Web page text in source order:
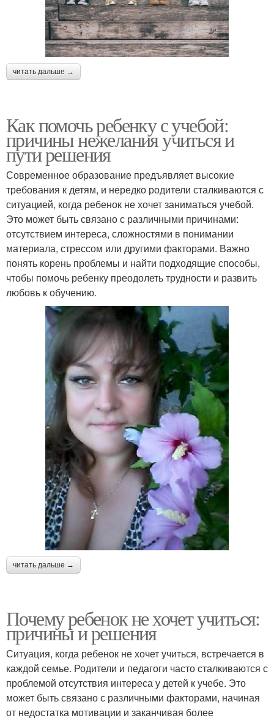
читать дальше →
Как помочь ребенку с учебой:
причины нежелания учиться и
пути решения
Современное образование предъявляет высокие
требования к детям, и нередко родители сталкиваются с
ситуацией, когда ребенок не хочет заниматься учебой.
Это может быть связано с различными причинами:
отсутствием интереса, сложностями в понимании
материала, стрессом или другими факторами. Важно
понять корень проблемы и найти подходящие способы,
чтобы помочь ребенку преодолеть трудности и развить
любовь к обучению.
читать дальше →
Почему ребенок не хочет учиться:
причины и решения
Ситуация, когда ребенок не хочет учиться, встречается в
каждой семье. Родители и педагоги часто сталкиваются с
проблемой отсутствия интереса у детей к учебе. Это
может быть связано с различными факторами, начиная
от недостатка мотивации и заканчивая более